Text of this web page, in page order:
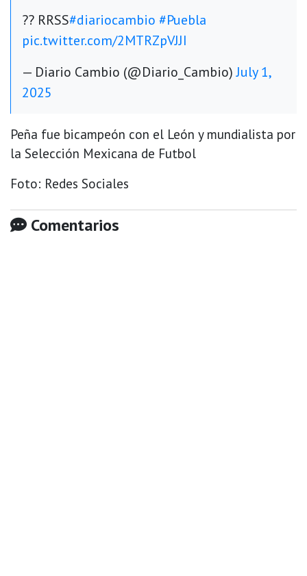
?? RRSS#diariocambio #Puebla
pic.twitter.com/2MTRZpVJJI
— Diario Cambio (@Diario_Cambio)July 1,
2025
Peña fue bicampeón con el León y mundialista por
la Selección Mexicana de Futbol
Foto: Redes Sociales
Comentarios